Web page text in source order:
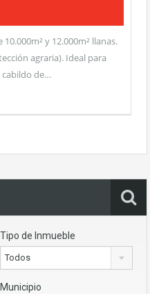
y 12.000m² llanas.
agraria). Ideal para
de…
Tipo de Inmueble
Todos
Municipio